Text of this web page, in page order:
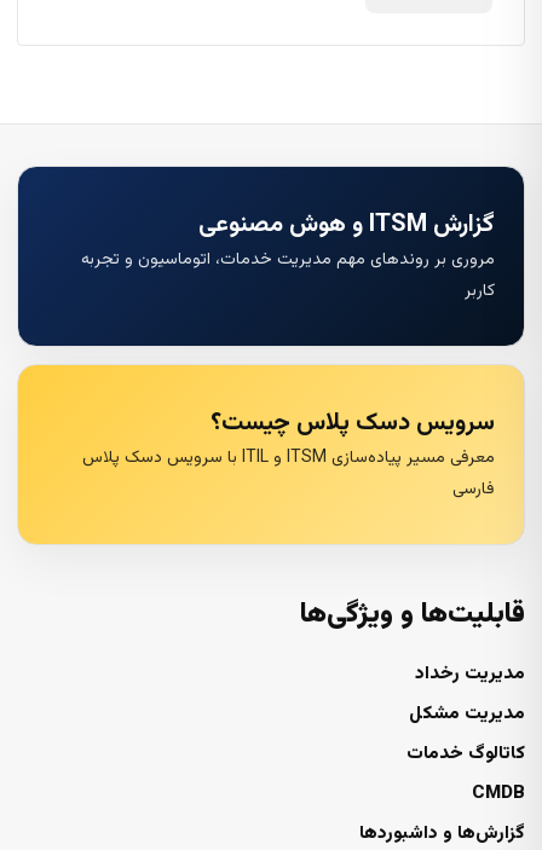
گزارش ITSM و هوش مصنوعی
مروری بر روندهای مهم مدیریت خدمات، اتوماسیون و تجربه
کاربر
سرویس دسک پلاس چیست؟
معرفی مسیر پیاده‌سازی ITSM و ITIL با سرویس دسک پلاس
فارسی
قابلیت‌ها و ویژگی‌ها
مدیریت رخداد
مدیریت مشکل
کاتالوگ خدمات
CMDB
گزارش‌ها و داشبوردها